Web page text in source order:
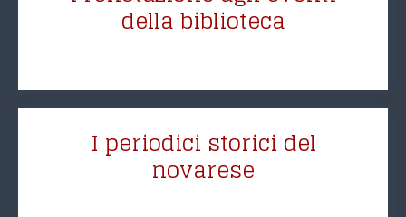
della biblioteca
I periodici storici del
novarese